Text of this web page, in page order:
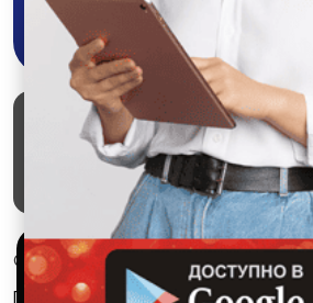
Скачать в Google Play
Маркеты Блог
О проекте
Служба поддержки
Партнерка
© 2026 SALEX МАРКЕТ
Правила сервиса
Используем куки и
технологии